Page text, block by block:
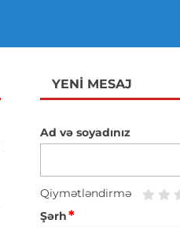
YENI MESAJ
Ad və soyadınız
Qiymətləndirmə
Şərh*